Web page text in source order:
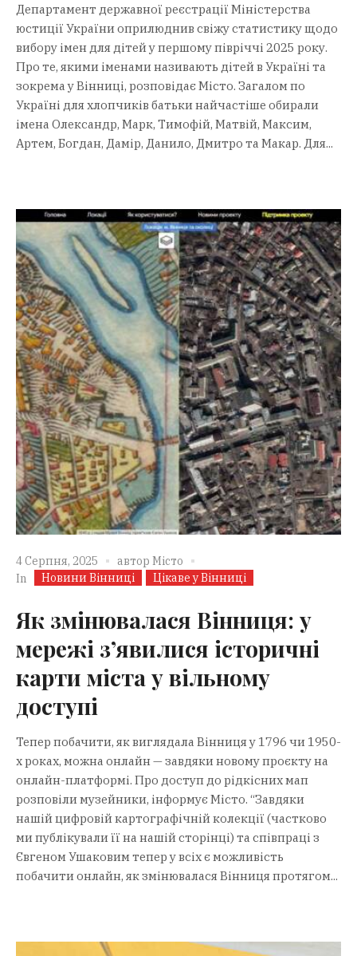
Департамент державної реєстрації Міністерства
юстиції України оприлюднив свіжу статистику щодо
вибору імен для дітей у першому півріччі 2025 року.
Про те, якими іменами називають дітей в Україні та
зокрема у Вінниці, розповідає Місто. Загалом по
Україні для хлопчиків батьки найчастіше обирали
імена Олександр, Марк, Тимофій, Матвій, Максим,
Артем, Богдан, Дамір, Данило, Дмитро та Макар. Для...
4 Серпня, 2025 автор Місто
In
Новини Вінниці Цікаве у Вінниці
Як змінювалася Вінниця: у
мережі з’явилися історичні
карти міста у вільному
доступі
Тепер побачити, як виглядала Вінниця у 1796 чи 1950-
х роках, можна онлайн — завдяки новому проєкту на
онлайн-платформі. Про доступ до рідкісних мап
розповіли музейники, інформує Місто. “Завдяки
нашій цифровій картографічній колекції (частково
ми публікували її на нашій сторінці) та співпраці з
Євгеном Ушаковим тепер у всіх є можливість
побачити онлайн, як змінювалася Вінниця протягом...